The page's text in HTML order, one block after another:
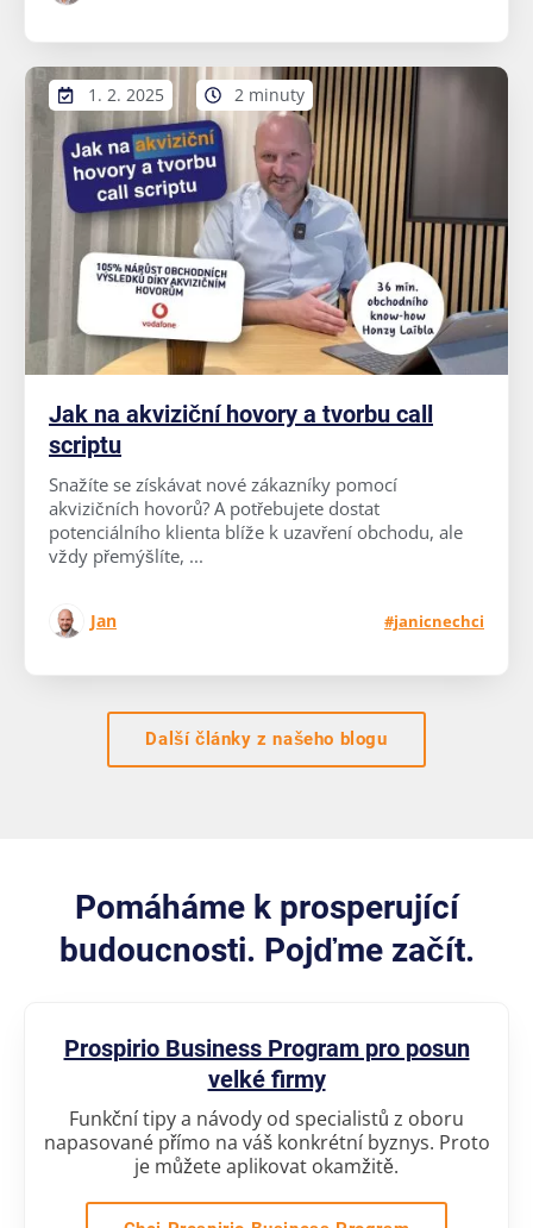
1. 2. 2025 2 minuty
Jak na akviziční hovory a tvorbu call
scriptu
Snažíte se získávat nové zákazníky pomocí
akvizičních hovorů? A potřebujete dostat
potenciálního klienta blíže k uzavření obchodu, ale
vždy přemýšlíte, ...
Jan #janicnechci
Další články z našeho blogu
Pomáháme k prosperující
budoucnosti. Pojďme začít.
Prospirio Business Program pro posun
velké firmy
Funkční tipy a návody od specialistů z oboru
napasované přímo na váš konkrétní byznys. Proto
je můžete aplikovat okamžitě.